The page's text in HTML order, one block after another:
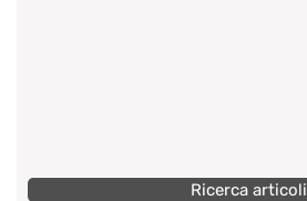
Ricerca articoli